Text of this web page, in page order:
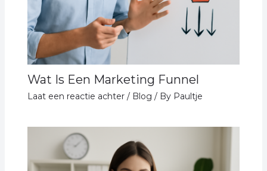
Wat Is Een Marketing Funnel
Laat een reactie achter / Blog / By Paultje